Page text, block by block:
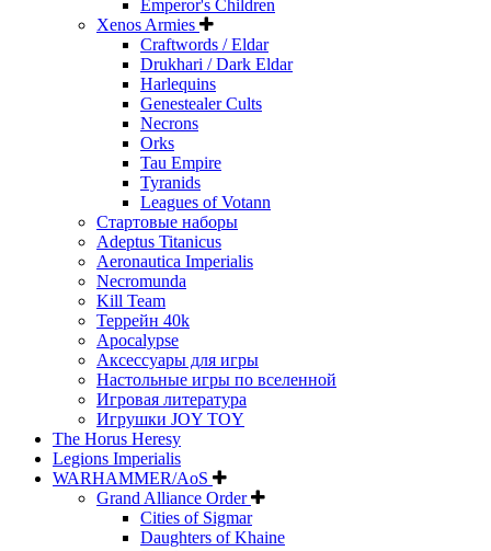
Emperor's Children
Xenos Armies
Craftwords / Eldar
Drukhari / Dark Eldar
Harlequins
Genestealer Cults
Necrons
Orks
Tau Empire
Tyranids
Leagues of Votann
Стартовые наборы
Adeptus Titanicus
Aeronautica Imperialis
Necromunda
Kill Team
Террейн 40k
Apocalypse
Аксессуары для игры
Настольные игры по вселенной
Игровая литература
Игрушки JOY TOY
The Horus Heresy
Legions Imperialis
WARHAMMER/AoS
Grand Alliance Order
Cities of Sigmar
Daughters of Khaine